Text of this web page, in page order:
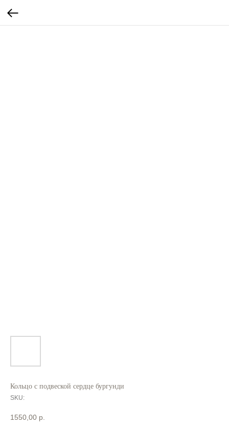
Кольцо с подвеской сердце бургунди
SKU:
1550,00 р.